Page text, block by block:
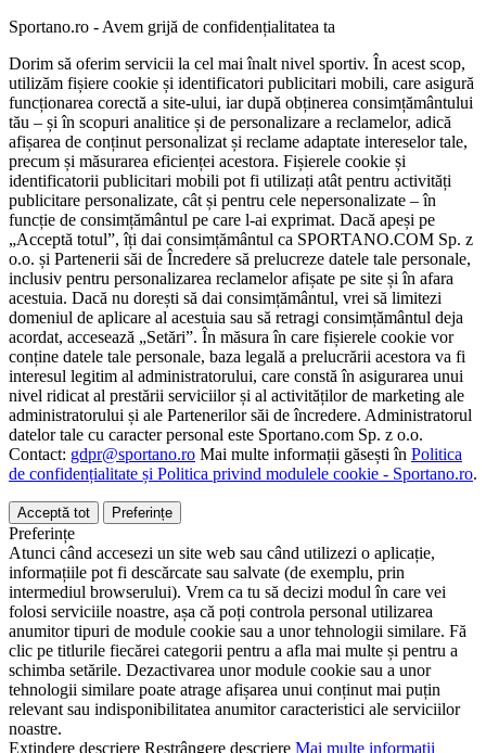
Sportano.ro - Avem grijă de confidențialitatea ta
Dorim să oferim servicii la cel mai înalt nivel sportiv. În acest scop,
utilizăm fișiere cookie și identificatori publicitari mobili, care asigură
funcționarea corectă a site-ului, iar după obținerea consimțământului
tău – și în scopuri analitice și de personalizare a reclamelor, adică
afișarea de conținut personalizat și reclame adaptate intereselor tale,
precum și măsurarea eficienței acestora. Fișierele cookie și
identificatorii publicitari mobili pot fi utilizați atât pentru activități
publicitare personalizate, cât și pentru cele nepersonalizate – în
funcție de consimțământul pe care l-ai exprimat. Dacă apeși pe
„Acceptă totul”, îți dai consimțământul ca SPORTANO.COM Sp. z
o.o. și Partenerii săi de Încredere să prelucreze datele tale personale,
inclusiv pentru personalizarea reclamelor afișate pe site și în afara
acestuia. Dacă nu dorești să dai consimțământul, vrei să limitezi
domeniul de aplicare al acestuia sau să retragi consimțământul deja
acordat, accesează „Setări”. În măsura în care fișierele cookie vor
conține datele tale personale, baza legală a prelucrării acestora va fi
interesul legitim al administratorului, care constă în asigurarea unui
nivel ridicat al prestării serviciilor și al activităților de marketing ale
administratorului și ale Partenerilor săi de încredere. Administratorul
datelor tale cu caracter personal este Sportano.com Sp. z o.o.
Contact: gdpr@sportano.ro Mai multe informații găsești în Politica
de confidențialitate și Politica privind modulele cookie - Sportano.ro.
Acceptă tot Preferințe
Preferințe
Atunci când accesezi un site web sau când utilizezi o aplicație,
informațiile pot fi descărcate sau salvate (de exemplu, prin
intermediul browserului). Vrem ca tu să decizi modul în care vei
folosi serviciile noastre, așa că poți controla personal utilizarea
anumitor tipuri de module cookie sau a unor tehnologii similare. Fă
clic pe titlurile fiecărei categorii pentru a afla mai multe și pentru a
schimba setările. Dezactivarea unor module cookie sau a unor
tehnologii similare poate atrage afișarea unui conținut mai puțin
relevant sau indisponibilitatea anumitor caracteristici ale serviciilor
noastre.
Extindere descriere Restrângere descriere Mai multe informații